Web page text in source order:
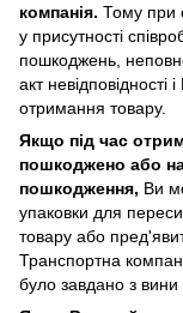
компанія. Тому при
у присутності
пошкоджень,
акт невідповідності
отримання товару.
Якщо під час
пошкоджено або на
пошкодження, Ви
упаковки для
товару або
Транспортна
було завдано з вини